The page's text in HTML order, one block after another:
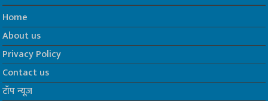
Home
About us
Privacy Policy
Contact us
टॉप न्यूज़